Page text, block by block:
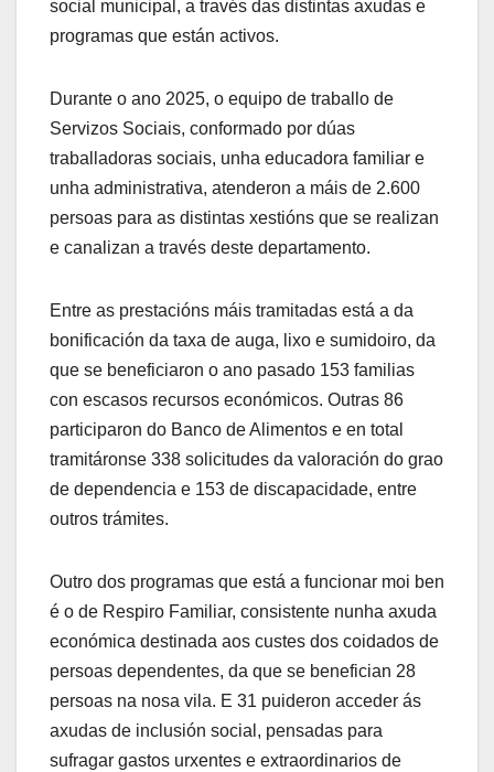
social municipal, a través das distintas axudas e
programas que están activos.
Durante o ano 2025, o equipo de traballo de
Servizos Sociais, conformado por dúas
traballadoras sociais, unha educadora familiar e
unha administrativa, atenderon a máis de 2.600
persoas para as distintas xestións que se realizan
e canalizan a través deste departamento.
Entre as prestacións máis tramitadas está a da
bonificación da taxa de auga, lixo e sumidoiro, da
que se beneficiaron o ano pasado 153 familias
con escasos recursos económicos. Outras 86
participaron do Banco de Alimentos e en total
tramitáronse 338 solicitudes da valoración do grao
de dependencia e 153 de discapacidade, entre
outros trámites.
Outro dos programas que está a funcionar moi ben
é o de Respiro Familiar, consistente nunha axuda
económica destinada aos custes dos coidados de
persoas dependentes, da que se benefician 28
persoas na nosa vila. E 31 puideron acceder ás
axudas de inclusión social, pensadas para
sufragar gastos urxentes e extraordinarios de